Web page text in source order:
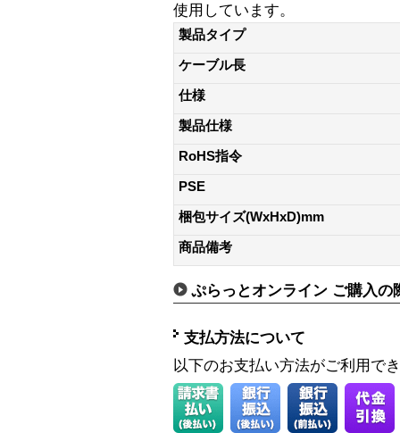
使用しています。
製品タイプ
ケーブル長
仕様
製品仕様
RoHS指令
PSE
梱包サイズ(WxHxD)mm
商品備考
ぷらっとオンライン ご購入の
支払方法について
以下のお支払い方法がご利用で